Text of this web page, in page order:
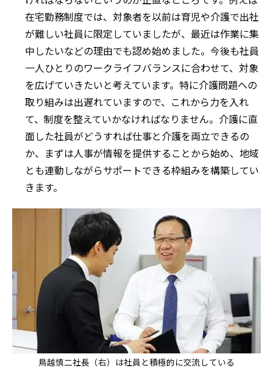
在宅勤務制度では、対象者を以前は育児や介護で出社
が難しい社員に限定していましたが、最近は作業に集
中したいなどの理由でも認め始めました。今後も社員
一人ひとりのワークライフバランスに合わせて、対象
を広げていきたいと考えています。特に介護問題への
取り組みは出遅れていますので、これから力を入れ
て、制度を整えていかなければなりません。介護に直
面した社員がどうすれば仕事と介護を両立できるの
か、まずは人事が情報を提供することから始め、地域
とも連動しながらサポートできる枠組みを構築してい
きます。
鳥越慎二社長（右）は社員と積極的に交流している